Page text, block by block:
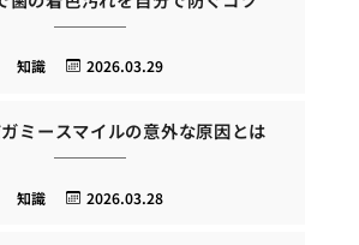
2026.03.29
知識
ミースマイルの意外な原因とは
2026.03.28
知識